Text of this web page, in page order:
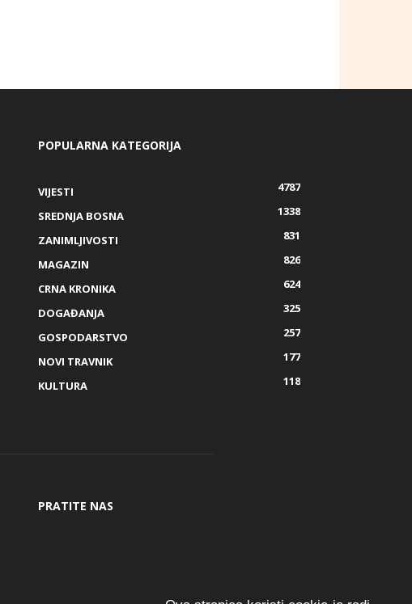
POPULARNA KATEGORIJA
VIJESTI
4787
SREDNJA BOSNA
1338
ZANIMLJIVOSTI
831
MAGAZIN
826
CRNA KRONIKA
624
DOGAĐANJA
325
GOSPODARSTVO
257
NOVI TRAVNIK
177
KULTURA
118
PRATITE NAS